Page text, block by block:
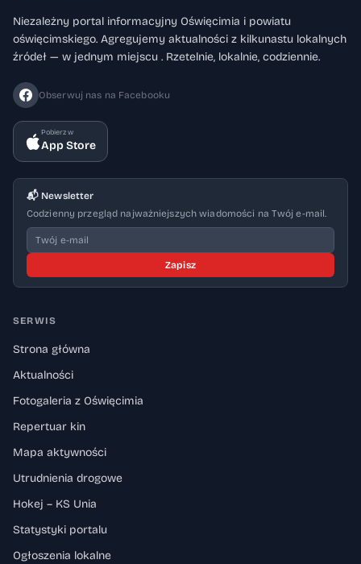
Niezależny portal informacyjny Oświęcimia i powiatu
oświęcimskiego. Agregujemy aktualności z kilkunastu lokalnych
źródeł — w jednym miejscu . Rzetelnie, lokalnie, codziennie.
Obserwuj nas na Facebooku
Pobierz w
App Store
📬 Newsletter
Codzienny przegląd najważniejszych wiadomości na Twój e-mail.
Zapisz
SERWIS
Strona główna
Aktualności
Fotogaleria z Oświęcimia
Repertuar kin
Mapa aktywności
Utrudnienia drogowe
Hokej – KS Unia
Statystyki portalu
Ogłoszenia lokalne